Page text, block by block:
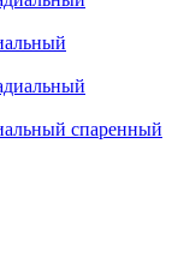
спаренный